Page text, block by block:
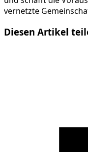
vernetzte
Diesen Artikel